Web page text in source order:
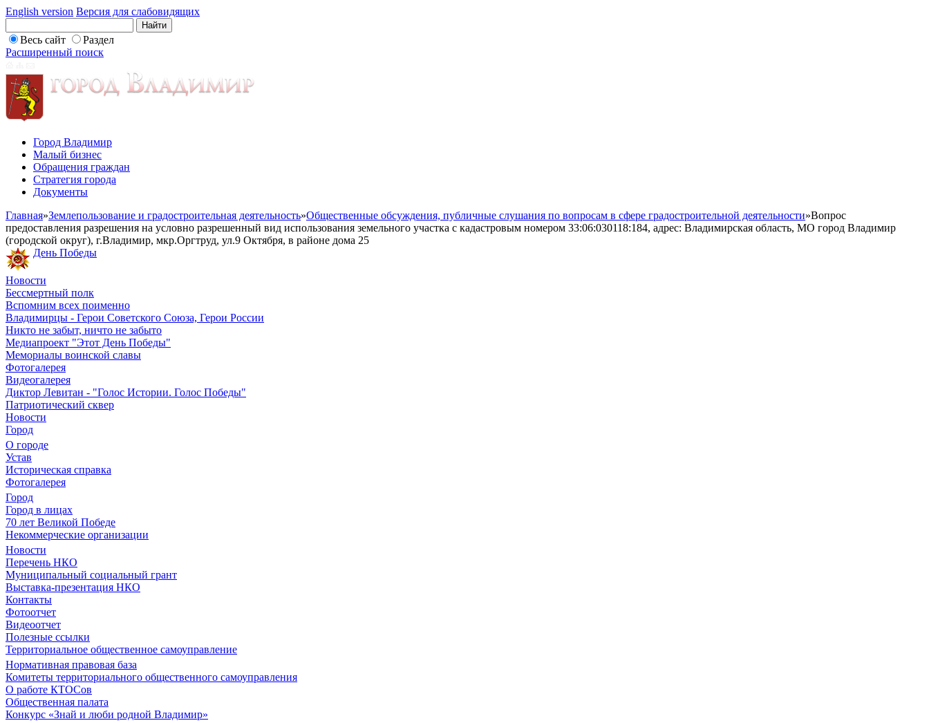
English version Версия для слабовидящих
Весь сайт
Раздел
Расширенный поиск
Город Владимир
Малый бизнес
Обращения граждан
Стратегия города
Документы
Главная»Землепользование и градостроительная деятельность»Общественные обсуждения, публичные слушания по вопросам в сфере градостроительной деятельности»Вопрос
предоставления разрешения на условно разрешенный вид использования земельного участка с кадастровым номером 33:06:030118:184, адрес: Владимирская область, МО город Владимир
(городской округ), г.Владимир, мкр.Оргтруд, ул.9 Октября, в районе дома 25
День Победы
Новости
Бессмертный полк
Вспомним всех поименно
Владимирцы - Герои Советского Союза, Герои России
Никто не забыт, ничто не забыто
Медиапроект "Этот День Победы"
Мемориалы воинской славы
Фотогалерея
Видеогалерея
Диктор Левитан - "Голос Истории. Голос Победы"
Патриотический сквер
Новости
Город
О городе
Устав
Историческая справка
Фотогалерея
Город
Город в лицах
70 лет Великой Победе
Некоммерческие организации
Новости
Перечень НКО
Муниципальный социальный грант
Выставка-презентация НКО
Контакты
Фотоотчет
Видеоотчет
Полезные ссылки
Территориальное общественное самоуправление
Нормативная правовая база
Комитеты территориального общественного самоуправления
О работе КТОСов
Общественная палата
Конкурс «Знай и люби родной Владимир»